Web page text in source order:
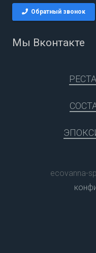
Обратный звонок
Мы Вконтакте
ecovanna-